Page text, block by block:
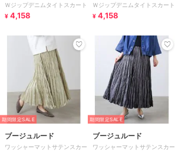
Ｗジップデニムタイトスカート
¥ 4,158
Ｗジップデニムタイトスカート
¥ 4,158
期間限定SALE
ブージュルード
ワッシャーマットサテンスカー
期間限定SALE
ブージュルード
ワッシャーマットサテンスカー